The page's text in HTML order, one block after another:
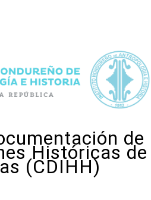
de
Históricas de
(CDIHH)